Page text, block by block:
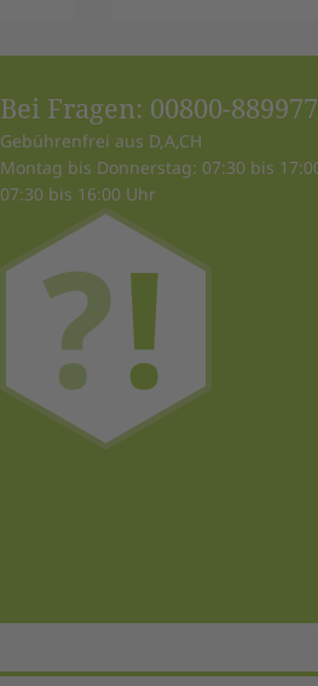
Bei Fragen: 00800-
Gebührenfrei aus D,A,CH
Montag bis Donnerstag: 07:30 bis
07:30 bis 16:00 Uhr